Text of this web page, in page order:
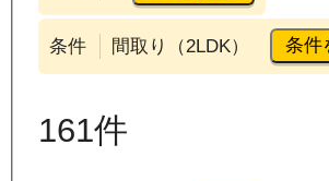
条件 間取り（2LDK） 条件
161件